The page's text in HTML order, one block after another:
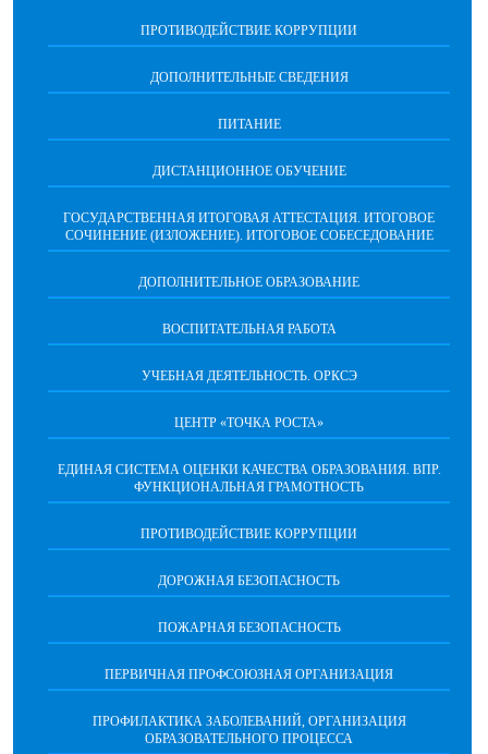
ПРОТИВОДЕЙСТВИЕ КОРРУПЦИИ
ДОПОЛНИТЕЛЬНЫЕ СВЕДЕНИЯ
ПИТАНИЕ
ДИСТАНЦИОННОЕ ОБУЧЕНИЕ
ГОСУДАРСТВЕННАЯ ИТОГОВАЯ АТТЕСТАЦИЯ. ИТОГОВОЕ
СОЧИНЕНИЕ (ИЗЛОЖЕНИЕ). ИТОГОВОЕ СОБЕСЕДОВАНИЕ
ДОПОЛНИТЕЛЬНОЕ ОБРАЗОВАНИЕ
ВОСПИТАТЕЛЬНАЯ РАБОТА
УЧЕБНАЯ ДЕЯТЕЛЬНОСТЬ. ОРКСЭ
ЦЕНТР «ТОЧКА РОСТА»
ЕДИНАЯ СИСТЕМА ОЦЕНКИ КАЧЕСТВА ОБРАЗОВАНИЯ. ВПР.
ФУНКЦИОНАЛЬНАЯ ГРАМОТНОСТЬ
ПРОТИВОДЕЙСТВИЕ КОРРУПЦИИ
ДОРОЖНАЯ БЕЗОПАСНОСТЬ
ПОЖАРНАЯ БЕЗОПАСНОСТЬ
ПЕРВИЧНАЯ ПРОФСОЮЗНАЯ ОРГАНИЗАЦИЯ
ПРОФИЛАКТИКА ЗАБОЛЕВАНИЙ, ОРГАНИЗАЦИЯ
ОБРАЗОВАТЕЛЬНОГО ПРОЦЕССА